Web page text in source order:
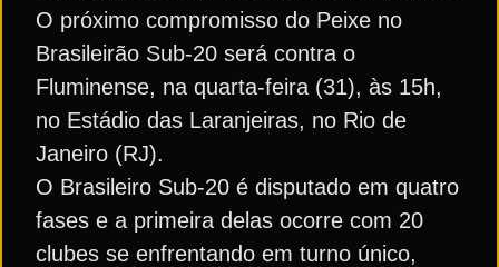
O próximo compromisso do Peixe no
Brasileirão Sub-20 será contra o
Fluminense, na quarta-feira (31), às 15h,
no Estádio das Laranjeiras, no Rio de
Janeiro (RJ).
O Brasileiro Sub-20 é disputado em quatro
fases e a primeira delas ocorre com 20
clubes se enfrentando em turno único,